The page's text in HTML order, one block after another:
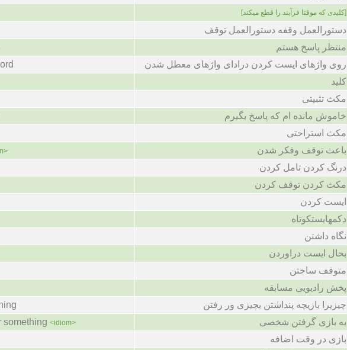
[کلیدی که موقتا فرآیند را قطع میکند]
دستورالعمل وقفه دستورالعمل توقف
منتظر پاسخ هستم
روی واژهای ایست کردن درادای واژهای معطل شدن
کلید
مکث تثبیتی
خاموش مانده ام که پاسخ بگیرم
مکث استراحتی
باعث توقف وفکر شدن
درنگ کردن تامل کردن
مکث کردن توقف کردن
ایست کردن
دکمهایستکوتاه
نگاه داشتن
بحال ایست دراوردن
متوقف ساختن
پخش رادیویی مسابقه
چیزیرا بازیچه پنداشتن بچیزی ور رفتن
something <idiom>
به بازی گرفتن شخصی
بازی در وقت اضافه